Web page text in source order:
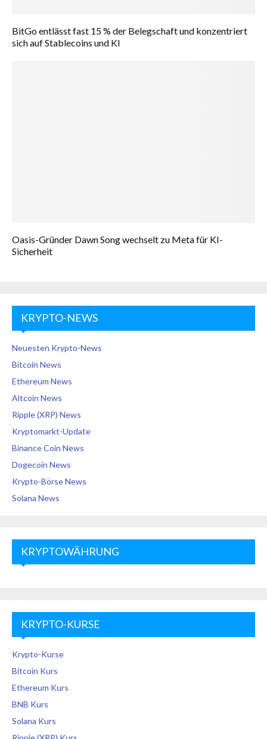
BitGo entlässt fast 15 % der Belegschaft und konzentriert
sich auf Stablecoins und KI
Oasis-Gründer Dawn Song wechselt zu Meta für KI-
Sicherheit
KRYPTO-NEWS
Neuesten Krypto-News
Bitcoin News
Ethereum News
Altcoin News
Ripple (XRP) News
Kryptomarkt-Update
Binance Coin News
Dogecoin News
Krypto-Börse News
Solana News
KRYPTOWÄHRUNG
KRYPTO-KURSE
Krypto-Kurse
Bitcoin Kurs
Ethereum Kurs
BNB Kurs
Solana Kurs